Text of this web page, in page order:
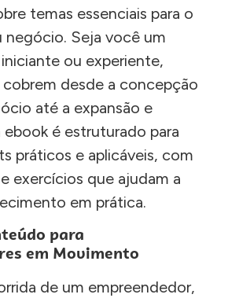
temas essenciais para o
negócio. Seja você um
ou experiente,
desde a concepção
até a expansão e
ebook é estruturado para
práticos e aplicáveis, com
exercícios que ajudam a
em prática.
para
em Movimento
de um empreendedor,